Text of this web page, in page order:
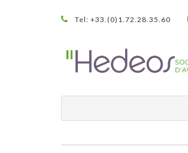
Tel: +33.(0)1.72.28.35.60